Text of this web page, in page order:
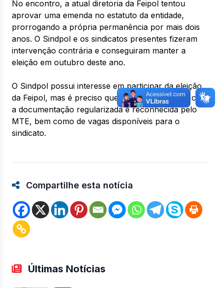
No encontro, a atual diretoria da Feipol tentou
aprovar uma emenda no estatuto da entidade,
prorrogando a própria permanência por mais dois
anos. O Sindpol e os sindicatos presentes fizeram
intervenção contrária e conseguiram manter a
eleição em outubro deste ano.
O Sindpol possui interesse em participar da eleição
da Feipol, mas é preciso que a federação esteja com
a documentação regularizada e reconhecida pelo
MTE, bem como de vagas disponíveis para o
sindicato.
Compartilhe esta notícia
Últimas Notícias